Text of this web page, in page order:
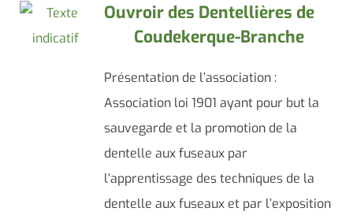
Ouvroir des Dentellières de
Coudekerque-Branche
Présentation de l’association :
Association loi 1901 ayant pour but la
sauvegarde et la promotion de la
dentelle aux fuseaux par
l’apprentissage des techniques de la
dentelle aux fuseaux et par l’exposition